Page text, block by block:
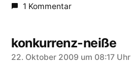
1 Kommentar
konkurrenz-neiße
schreibt:
22. Oktober 2009 um 08:17 Uhr